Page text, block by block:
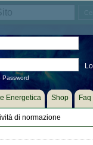
Password
di normazione
Energetica Shop Faq